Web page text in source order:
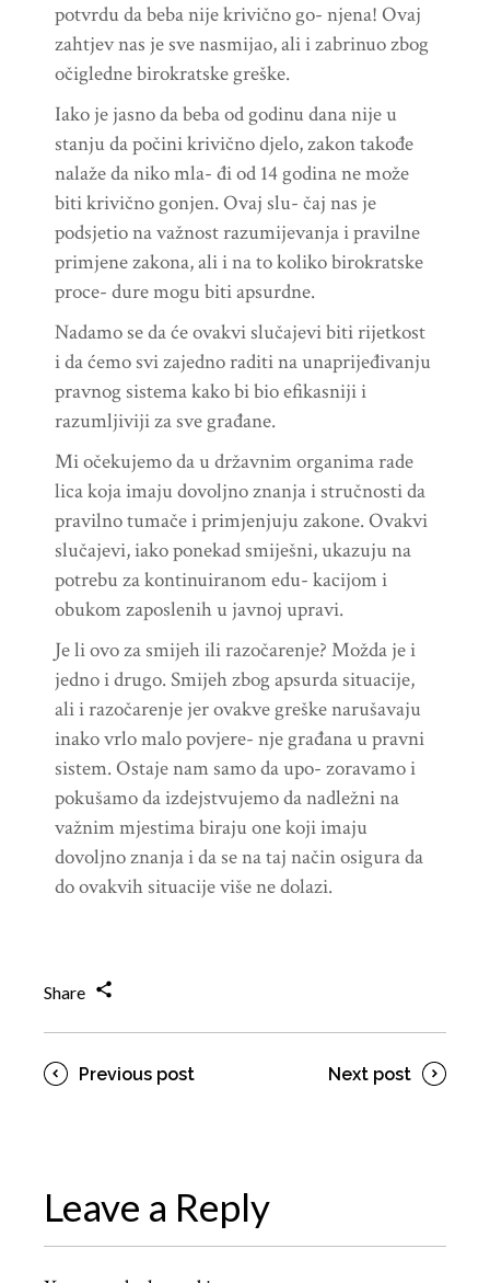
potvrdu da beba nije krivično go- njena! Ovaj
zahtjev nas je sve nasmijao, ali i zabrinuo zbog
očigledne birokratske greške.
Iako je jasno da beba od godinu dana nije u
stanju da počini krivično djelo, zakon takođe
nalaže da niko mla- đi od 14 godina ne može
biti krivično gonjen. Ovaj slu- čaj nas je
podsjetio na važnost razumijevanja i pravilne
primjene zakona, ali i na to koliko birokratske
proce- dure mogu biti apsurdne.
Nadamo se da će ovakvi slučajevi biti rijetkost
i da ćemo svi zajedno raditi na unaprijeđivanju
pravnog sistema kako bi bio efikasniji i
razumljiviji za sve građane.
Mi očekujemo da u državnim organima rade
lica koja imaju dovoljno znanja i stručnosti da
pravilno tumače i primjenjuju zakone. Ovakvi
slučajevi, iako ponekad smiješni, ukazuju na
potrebu za kontinuiranom edu- kacijom i
obukom zaposlenih u javnoj upravi.
Je li ovo za smijeh ili razočarenje? Možda je i
jedno i drugo. Smijeh zbog apsurda situacije,
ali i razočarenje jer ovakve greške narušavaju
inako vrlo malo povjere- nje građana u pravni
sistem. Ostaje nam samo da upo- zoravamo i
pokušamo da izdejstvujemo da nadležni na
važnim mjestima biraju one koji imaju
dovoljno znanja i da se na taj način osigura da
do ovakvih situacije više ne dolazi.
Share
Previous post Next post
Leave a Reply